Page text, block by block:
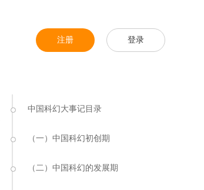
注册 登录
中国科幻大事记目录
（一）中国科幻初创期
（二）中国科幻的发展期